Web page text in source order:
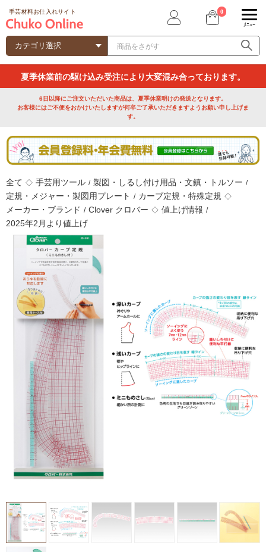
夏季休業前の駆け込み受注により大変混み合っております。
6日以降にご注文いただいた商品は、夏季休業明けの発送となります。
お客様にはご不便をおかけいたしますが何卒ご了承いただきますようお願い申し上げま
す。
全て ◇ 手芸用ツール / 製図・しるし付け用品・文鎮・トルソー /
定規・メジャー・製図用プレート / カーブ定規・特殊定規 ◇
メーカー・ブランド / Clover クロバー ◇ 値上げ情報 /
2025年2月より値上げ
手芸材料お仕入れサイト 0
ﾒﾆｭｰ